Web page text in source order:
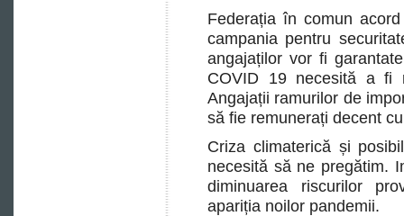
Federația în comun
campania pentru
angajaților vor fi
COVID 19 necesită a fi
Angajații ramurilor de
să fie remunerați decent
Criza climaterică și
necesită să ne pregătim.
diminuarea riscurilor
apariția noilor pandemii.